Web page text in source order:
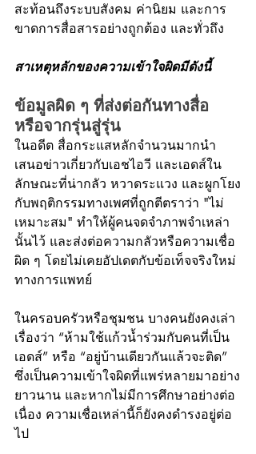
สะท้อนถึงระบบสังคม ค่านิยม และการ
ขาดการสื่อสารอย่างถูกต้อง และทั่วถึง
สาเหตุหลักของความเข้าใจผิดมีดังนี้
ข้อมูลผิด ๆ ที่ส่งต่อกันทางสื่อ
หรือจากรุ่นสู่รุ่น
ในอดีต สื่อกระแสหลักจำนวนมากนำ
เสนอข่าวเกี่ยวกับเอชไอวี และเอดส์ใน
ลักษณะที่น่ากลัว หวาดระแวง และผูกโยง
กับพฤติกรรมทางเพศที่ถูกตีตราว่า "ไม่
เหมาะสม" ทำให้ผู้คนจดจำภาพจำเหล่า
นั้นไว้ และส่งต่อความกลัวหรือความเชื่อ
ผิด ๆ โดยไม่เคยอัปเดตกับข้อเท็จจริงใหม่
ทางการแพทย์
ในครอบครัวหรือชุมชน บางคนยังคงเล่า
เรื่องว่า “ห้ามใช้แก้วน้ำร่วมกับคนที่เป็น
เอดส์” หรือ “อยู่บ้านเดียวกันแล้วจะติด”
ซึ่งเป็นความเข้าใจผิดที่แพร่หลายมาอย่าง
ยาวนาน และหากไม่มีการศึกษาอย่างต่อ
เนื่อง ความเชื่อเหล่านี้ก็ยังคงดำรงอยู่ต่อ
ไป